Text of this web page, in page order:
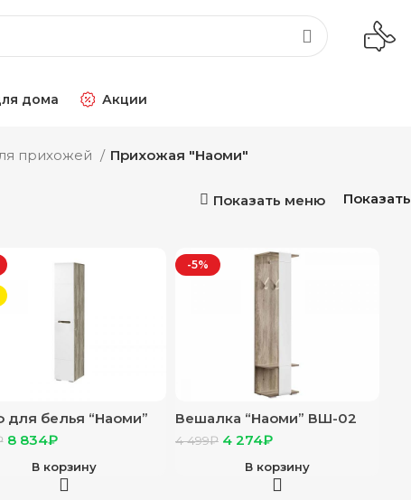
дома Акции
прихожей Прихожая "Наоми"
Показать меню Показать
белья “Наоми”
дуб каньон/белый
8 834₽
В корзину
-5%
Вешалка “Наоми” ВШ-02
дуб коньон/белый глянец
4 499₽ 4 274₽
В корзину